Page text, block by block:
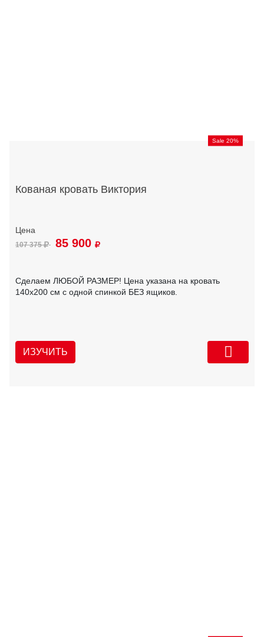
Sale 20%
Кованая кровать Виктория
107 375 85 900
Сделаем ЛЮБОЙ РАЗМЕР! Цена указана на кровать
140х200 см с одной спинкой БЕЗ ящиков.
ИЗУЧИТЬ